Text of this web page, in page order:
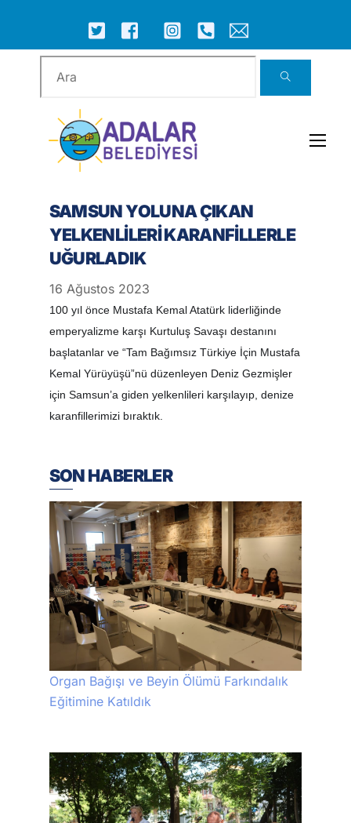
content
ICON
LABEL
ICON
LABEL
ICON
ICON
LABEL
ICON
LABEL
ICON
LABEL
SAMSUN YOLUNA ÇIKAN
YELKENLİLERİ KARANFİLLERLE
UĞURLADIK
16 Ağustos 2023
100 yıl önce Mustafa Kemal Atatürk liderliğinde
emperyalizme karşı Kurtuluş Savaşı destanını
başlatanlar ve “Tam Bağımsız Türkiye İçin Mustafa
Kemal Yürüyüşü”nü düzenleyen Deniz Gezmişler
için Samsun’a giden yelkenlileri karşılayıp, denize
karanfillerimizi bıraktık.
SON HABERLER
Organ Bağışı ve Beyin Ölümü Farkındalık
Eğitimine Katıldık